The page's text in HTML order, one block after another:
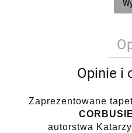
Opinie i
Zaprezentowane
autorstwa